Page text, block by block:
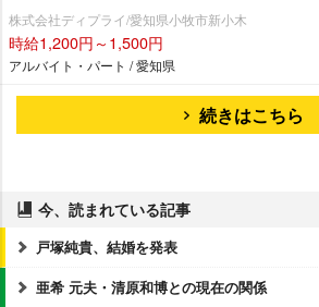
株式会社ディプライ/愛知県小牧市新小木
時給1,200円～1,500円
アルバイト・パート / 愛知県
続きはこちら
今、読まれている記事
戸塚純貴、結婚を発表
亜希 元夫・清原和博との現在の関係